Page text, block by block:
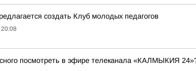
создать Клуб молодых педагогов
посмотреть в эфире телеканала «КАЛМЫКИЯ